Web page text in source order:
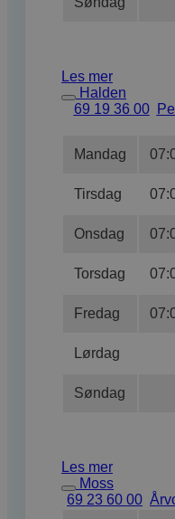
Les mer
Halden
69 19 36 00
Mandag
Tirsdag
Onsdag
Torsdag
Fredag
Lørdag
Søndag
Les mer
Moss
69 23 60 00